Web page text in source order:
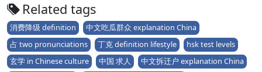
Related tags
消费降级 definition
中文吃瓜群众 explanation China
占 two pronunciations
丁克 definition lifestyle
hsk test levels
玄学 in Chinese culture
中国 求人
中文拆迁户 explanation China